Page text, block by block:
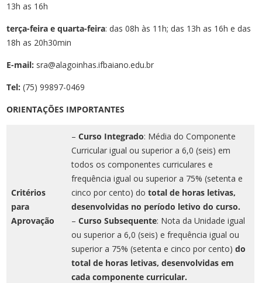
13h as 16h
terça-feira e quarta-feira: das 08h às 11h; das 13h as 16h e das
18h as 20h30min
E-mail: sra@alagoinhas.ifbaiano.edu.br
Tel: (75) 99897-0469
ORIENTAÇÕES IMPORTANTES
Critérios
para
Aprovação
–Curso Integrado: Média do Componente
Curricular igual ou superior a 6,0 (seis) em
todos os componentes curriculares e
frequência igual ou superior a 75% (setenta e
cinco por cento) dototal de horas letivas,
desenvolvidas no período letivo do curso.
–Curso Subsequente: Nota da Unidade igual
ou superior a 6,0 (seis) e frequência igual ou
superior a 75% (setenta e cinco por cento)do
total de horas letivas, desenvolvidas em
cada componente curricular.